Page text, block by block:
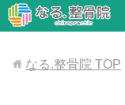
なる.整骨院 TOP